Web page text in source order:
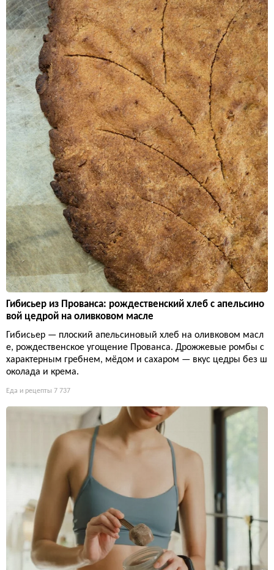
Гибисьер из Прованса: рождественский хлеб с апельсино
вой цедрой на оливковом масле
Гибисьер — плоский апельсиновый хлеб на оливковом масл
е, рождественское угощение Прованса. Дрожжевые ромбы с
характерным гребнем, мёдом и сахаром — вкус цедры без ш
околада и крема.
Еда и рецепты 7 737